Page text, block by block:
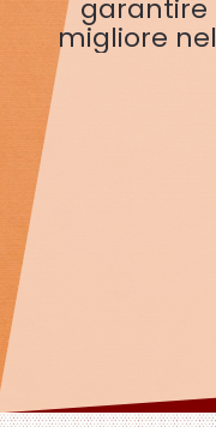
garantire
migliore nel